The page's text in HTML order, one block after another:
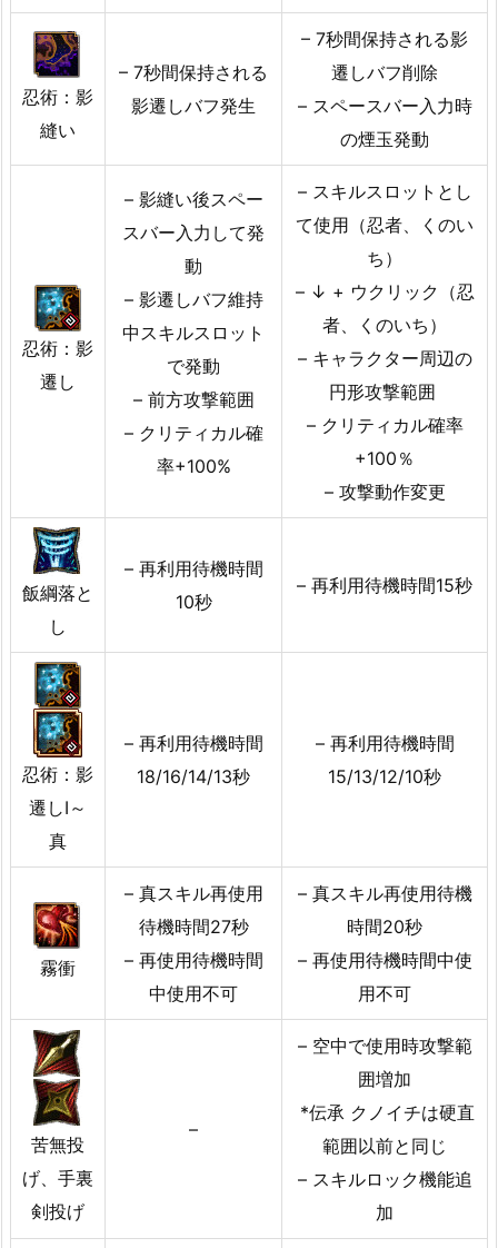
忍術：影
縫い
– 7秒間保持される
影遷しバフ発生
– 7秒間保持される影
遷しバフ削除
– スペースバー入力時
の煙玉発動
忍術：影
遷し
– 影縫い後スペー
スバー入力して発
動
– 影遷しバフ維持
中スキルスロット
で発動
– 前方攻撃範囲
– クリティカル確
率+100%
– スキルスロットとし
て使用（忍者、くのい
ち）
– ↓ + ウクリック（忍
者、くのいち）
– キャラクター周辺の
円形攻撃範囲
– クリティカル確率
+100％
– 攻撃動作変更
飯綱落と
し
– 再利用待機時間
10秒
– 再利用待機時間15秒
忍術：影
遷しI～
真
– 再利用待機時間
18/16/14/13秒
– 再利用待機時間
15/13/12/10秒
霧衝
– 真スキル再使用
待機時間27秒
– 再使用待機時間
中使用不可
– 真スキル再使用待機
時間20秒
– 再使用待機時間中使
用不可
苦無投
げ、手裏
剣投げ
–
– 空中で使用時攻撃範
囲増加
*伝承 クノイチは硬直
範囲以前と同じ
– スキルロック機能追
加